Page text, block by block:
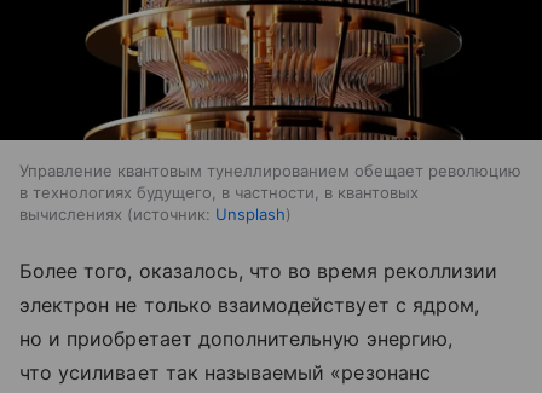
Управление квантовым тунеллированием обещает революцию
в технологиях будущего, в частности, в квантовых
вычислениях
источник: Unsplash
Более того, оказалось, что во время реколлизии
электрон не только взаимодействует с ядром,
но и приобретает дополнительную энергию,
что усиливает так называемый «резонанс